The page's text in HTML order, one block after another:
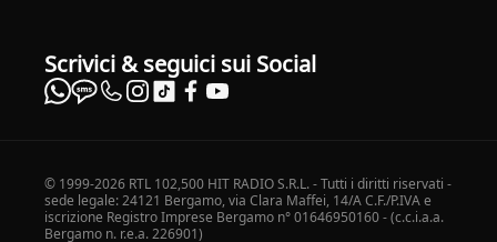
Scrivici & seguici sui Social
© 1999-2026 RTL 102,500 HIT RADIO S.R.L. - Tutti i diritti riservati -
sede legale: 24121 Bergamo, via Clara Maffei, 14/A C.F./P.IVA e
iscrizione Registro Imprese Bergamo n° 01646950160 - (c.c.i.a.a.
Bergamo n. r.e.a. 226901)